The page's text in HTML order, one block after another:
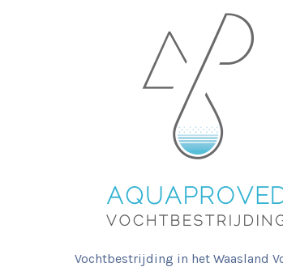
Vochtbestrijding in het Waasland